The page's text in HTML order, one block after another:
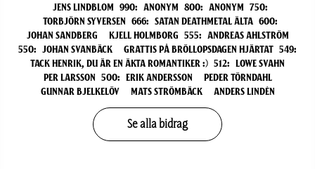
Jens Lindblom 990: Anonym 800: Anonym 750:
Torbjörn Syversen 666: Satan DeathMetal Älta 600:
Johan Sandberg
Kjell Holmborg 555: Andreas Ahlström
550: Johan Svanbäck Grattis på Bröllopsdagen hjärtat 549:
Tack Henrik, du är en äkta romantiker :) 512: Lowe Svahn
Per Larsson 500: Erik Andersson
Peder Törndahl
Gunnar Bjelkelöv
Mats Strömbäck Anders Lindén
Se alla bidrag